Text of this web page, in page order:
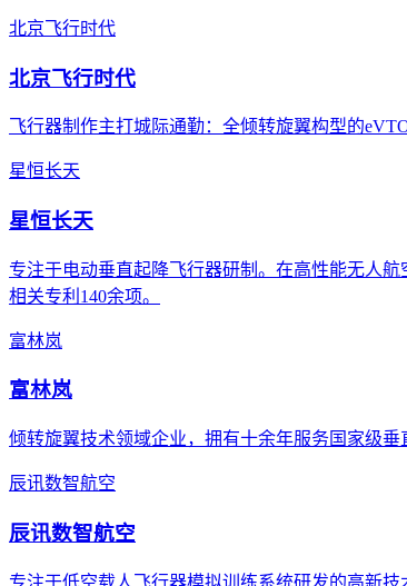
北京飞行时代
北京飞行时代
飞行器制作主打城际通勤：全倾转旋翼构型的
星恒长天
星恒长天
专注于电动垂直起降飞行器研制。在高性能无人
相关专利140余项。
富林岚
富林岚
倾转旋翼技术领域企业，拥有十余年服务国家级
辰讯数智航空
辰讯数智航空
专注于低空载人飞行器模拟训练系统研发的高新